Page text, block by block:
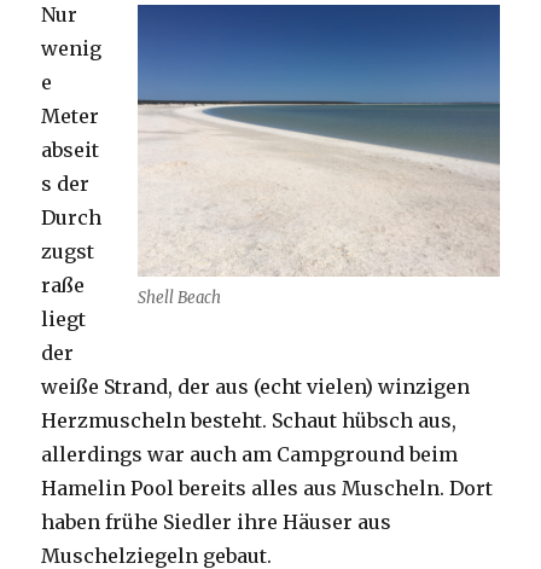
Shell Beach
Nur
wenig
e
Meter
abseit
s der
Durch
zugst
raße
liegt
der
weiße Strand, der aus (echt vielen) winzigen
Herzmuscheln besteht. Schaut hübsch aus,
allerdings war auch am Campground beim
Hamelin Pool bereits alles aus Muscheln. Dort
haben frühe Siedler ihre Häuser aus
Muschelziegeln gebaut.